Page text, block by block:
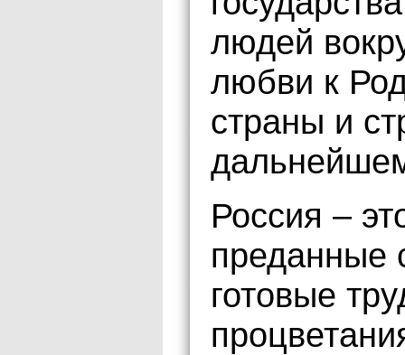
людей
любви к
страны и
Россия –
преданные
готовые